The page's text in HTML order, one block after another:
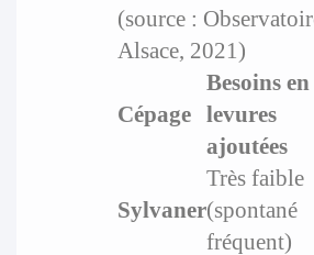
(source :
Alsace, 2021)
Cépage
Besoins en
levures
ajoutées
Sylvaner
Très faible
(spontané
fréquent)